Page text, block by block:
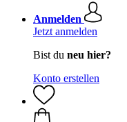
Anmelden
Jetzt anmelden
Bist du neu hier?
Konto erstellen